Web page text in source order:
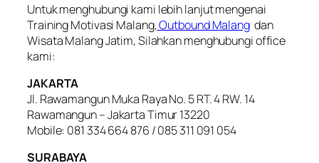
Untuk menghubungi kami lebih lanjut mengenai
Training Motivasi Malang,Outbound Malangdan
Wisata Malang Jatim, Silahkan menghubungi office
kami:
JAKARTA
Jl. Rawamangun Muka Raya No. 5 RT. 4 RW. 14
Rawamangun – Jakarta Timur 13220
Mobile: 081 334 664 876 / 085 311 091 054
SURABAYA